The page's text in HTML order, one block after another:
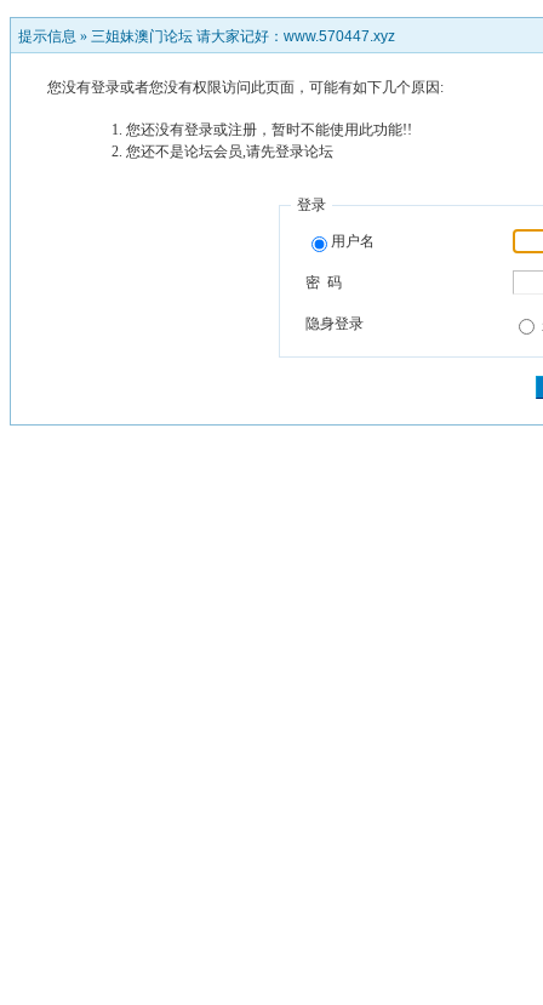
提示信息 » 三姐妹澳门论坛 请大家记好：www.570447.xyz
您没有登录或者您没有权限访问此页面，可能有如下几个原因:
您还没有登录或注册，暂时不能使用此功能!!
您还不是论坛会员,请先登录论坛
登录
用户名
密 码
隐身登录